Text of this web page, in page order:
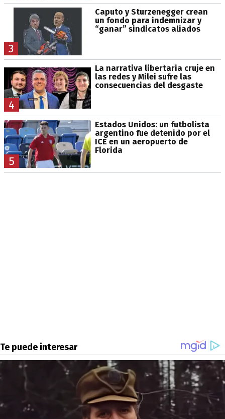
3
Caputo y Sturzenegger crean
un fondo para indemnizar y
“ganar” sindicatos aliados
4
La narrativa libertaria cruje en
las redes y Milei sufre las
consecuencias del desgaste
5
Estados Unidos: un futbolista
argentino fue detenido por el
ICE en un aeropuerto de
Florida